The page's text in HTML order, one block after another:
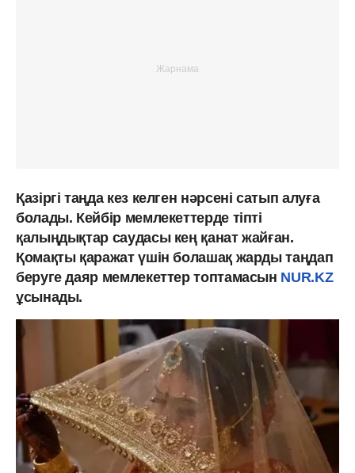
Қазіргі таңда кез келген нәрсені сатып алуға
болады. Кейбір мемлекеттерде тіпті
қалыңдықтар саудасы кең қанат жайған.
Қомақты қаражат үшін болашақ жарды таңдап
беруге даяр мемлекеттер топтамасын NUR.KZ
ұсынады.